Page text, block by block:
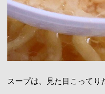
スープは、見た目こってり